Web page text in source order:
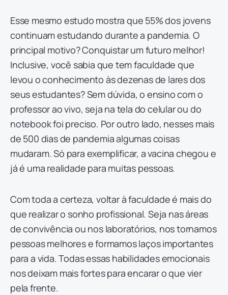
Esse mesmo estudo mostra que 55% dos jovens
continuam estudando durante a pandemia. O
principal motivo? Conquistar um futuro melhor!
Inclusive, você sabia que tem faculdade que
levou o conhecimento às dezenas de lares dos
seus estudantes? Sem dúvida, o ensino com o
professor ao vivo, seja na tela do celular ou do
notebook foi preciso. Por outro lado, nesses mais
de 500 dias de pandemia algumas coisas
mudaram. Só para exemplificar, a vacina chegou e
já é uma realidade para muitas pessoas.
Com toda a certeza, voltar à faculdade é mais do
que realizar o sonho profissional. Seja nas áreas
de convivência ou nos laboratórios, nos tornamos
pessoas melhores e formamos laços importantes
para a vida. Todas essas habilidades emocionais
nos deixam mais fortes para encarar o que vier
pela frente.